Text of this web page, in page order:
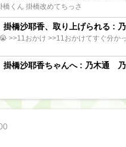
くん 掛橋改めてちっさ
掛橋沙耶香、取り上げられる :
>>11おかけ >>11おかけてすぐ分か
掛橋沙耶香ちゃんへ : 乃木通